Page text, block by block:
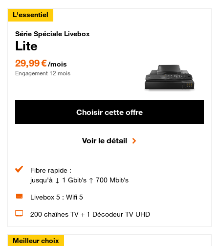
L'essentiel
Série Spéciale Livebox Lite Fibre
Série Spéciale Livebox
Lite
29,99 €/mois
Engagement 12 mois
Choisir cette offre
Voir le détail
Fibre rapide :
jusqu'à ↓ 1 Gbit/s ↑ 700 Mbit/s
Livebox 5 : Wifi 5
200 chaînes TV + 1 Décodeur TV UHD
Meilleur choix